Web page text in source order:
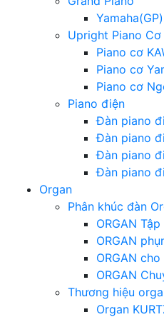
Yamaha(GP)
Upright Piano Cơ
Piano cơ
Piano cơ
Piano cơ
Piano điện
Đàn piano
Đàn piano
Đàn piano
Đàn piano
Organ
Phân khúc đàn
ORGAN
ORGAN
ORGAN
ORGAN
Thương hiệu
Organ